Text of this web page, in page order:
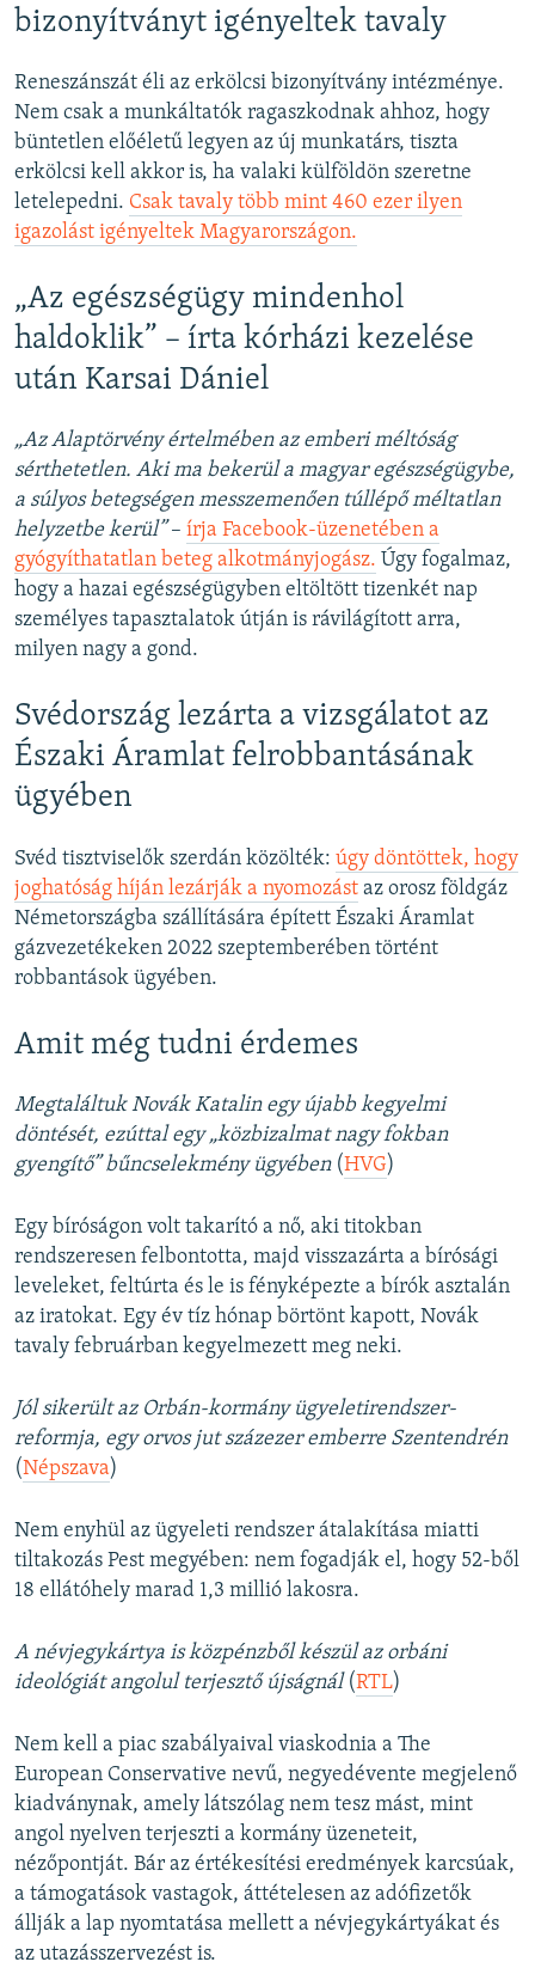
bizonyítványt igényeltek tavaly
Reneszánszát éli az erkölcsi bizonyítvány intézménye.
Nem csak a munkáltatók ragaszkodnak ahhoz, hogy
büntetlen előéletű legyen az új munkatárs, tiszta
erkölcsi kell akkor is, ha valaki külföldön szeretne
letelepedni. Csak tavaly több mint 460 ezer ilyen
igazolást igényeltek Magyarországon.
„Az egészségügy mindenhol
haldoklik” – írta kórházi kezelése
után Karsai Dániel
„Az Alaptörvény értelmében az emberi méltóság
sérthetetlen. Aki ma bekerül a magyar egészségügybe,
a súlyos betegségen messzemenően túllépő méltatlan
helyzetbe kerül”– írja Facebook-üzenetében a
gyógyíthatatlan beteg alkotmányjogász. Úgy fogalmaz,
hogy a hazai egészségügyben eltöltött tizenkét nap
személyes tapasztalatok útján is rávilágított arra,
milyen nagy a gond.
Svédország lezárta a vizsgálatot az
Északi Áramlat felrobbantásának
ügyében
Svéd tisztviselők szerdán közölték: úgy döntöttek, hogy
joghatóság híján lezárják a nyomozást az orosz földgáz
Németországba szállítására épített Északi Áramlat
gázvezetékeken 2022 szeptemberében történt
robbantások ügyében.
Amit még tudni érdemes
Megtaláltuk Novák Katalin egy újabb kegyelmi
döntését, ezúttal egy „közbizalmat nagy fokban
gyengítő” bűncselekmény ügyében(HVG)
Egy bíróságon volt takarító a nő, aki titokban
rendszeresen felbontotta, majd visszazárta a bírósági
leveleket, feltúrta és le is fényképezte a bírók asztalán
az iratokat. Egy év tíz hónap börtönt kapott, Novák
tavaly februárban kegyelmezett meg neki.
Jól sikerült az Orbán-kormány ügyeletirendszer-
reformja, egy orvos jut százezer emberre Szentendrén
(Népszava)
Nem enyhül az ügyeleti rendszer átalakítása miatti
tiltakozás Pest megyében: nem fogadják el, hogy 52-ből
18 ellátóhely marad 1,3 millió lakosra.
A névjegykártya is közpénzből készül az orbáni
ideológiát angolul terjesztő újságnál(RTL)
Nem kell a piac szabályaival viaskodnia a The
European Conservative nevű, negyedévente megjelenő
kiadványnak, amely látszólag nem tesz mást, mint
angol nyelven terjeszti a kormány üzeneteit,
nézőpontját. Bár az értékesítési eredmények karcsúak,
a támogatások vastagok, áttételesen az adófizetők
állják a lap nyomtatása mellett a névjegykártyákat és
az utazásszervezést is.